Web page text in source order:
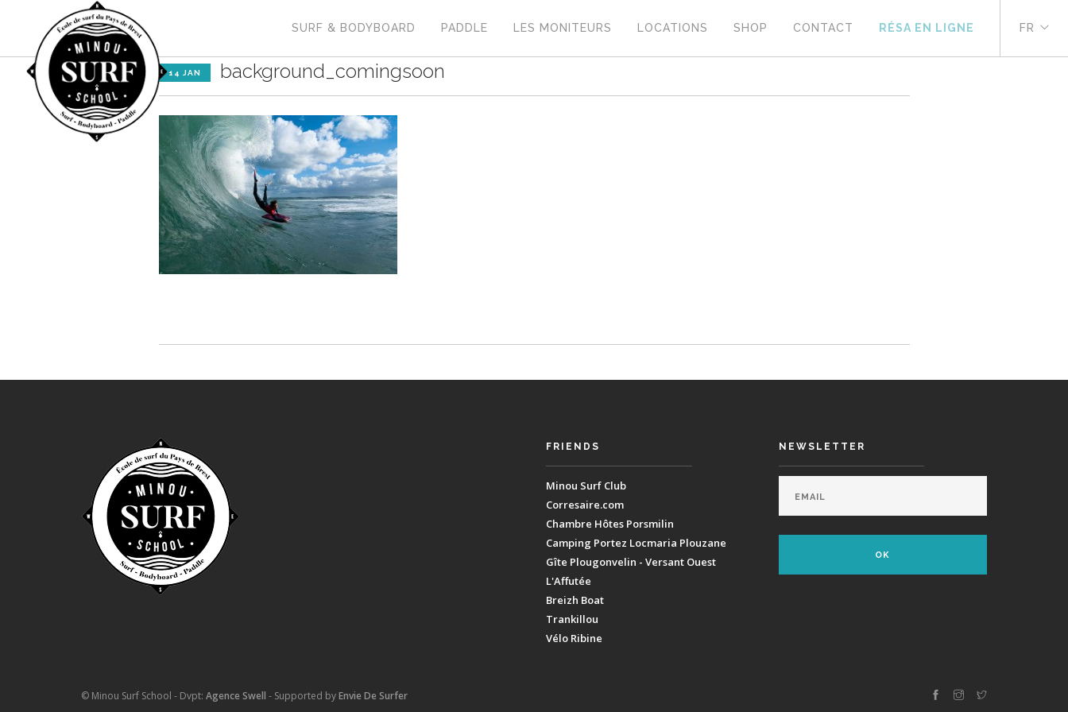
SURF & BODYBOARD PADDLE LES MONITEURS LOCATIONS SHOP CONTACT RÉSA EN LIGNE FR
14 JAN background_comingsoon
FRIENDS
Minou Surf Club
Corresaire.com
Chambre Hôtes Porsmilin
Camping Portez Locmaria Plouzane
Gîte Plougonvelin - Versant Ouest
L'Affutée
Breizh Boat
Trankillou
Vélo Ribine
NEWSLETTER
© Minou Surf School - Dvpt: Agence Swell - Supported byEnvie De Surfer